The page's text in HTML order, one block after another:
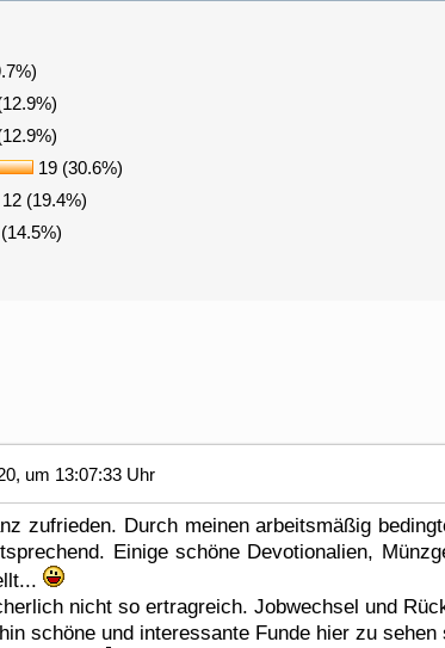
19 (30.6%)
12 (19.4%)
um 13:07:33 Uhr
zufrieden. Durch meinen arbeitsmäßig
Einige schöne Devotionalien,
nicht so ertragreich. Jobwechsel und
schöne und interessante Funde hier zu